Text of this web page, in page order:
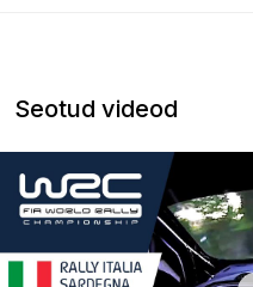
Seotud videod